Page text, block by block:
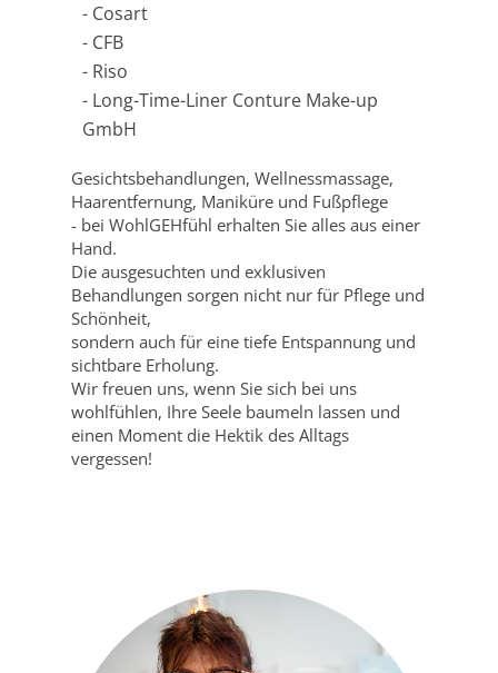
Cosart
CFB
Riso
Long-Time-Liner Conture Make-up
GmbH
Gesichtsbehandlungen, Wellnessmassage,
Haarentfernung, Maniküre und Fußpflege
- bei WohlGEHfühl erhalten Sie alles aus einer
Hand.
Die ausgesuchten und exklusiven
Behandlungen sorgen nicht nur für Pflege und
Schönheit,
sondern auch für eine tiefe Entspannung und
sichtbare Erholung.
Wir freuen uns, wenn Sie sich bei uns
wohlfühlen, Ihre Seele baumeln lassen und
einen Moment die Hektik des Alltags
vergessen!